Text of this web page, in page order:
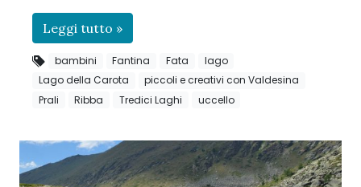
Leggi tutto »
bambini Fantina Fata
lago
Lago della Carota
piccoli e creativi con Valdesina
Prali
Ribba Tredici Laghi uccello